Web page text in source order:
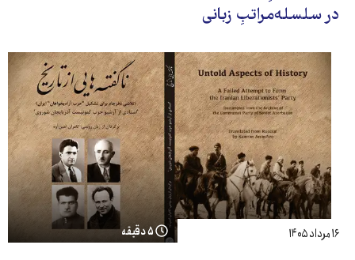
در سلسله‌مراتبِ زبانی
۱۶ مرداد ۱۴۰۵ ۵ دقیقه